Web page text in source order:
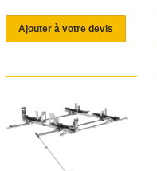
Ajouter à votre devis